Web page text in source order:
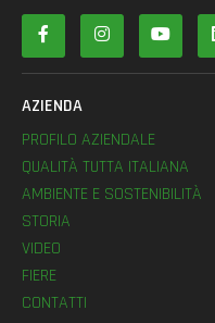
AZIENDA
PROFILO AZIENDALE
QUALITÀ TUTTA ITALIANA
AMBIENTE E SOSTENIBILITÀ
STORIA
VIDEO
FIERE
CONTATTI